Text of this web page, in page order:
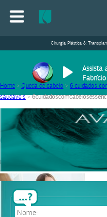
Cirurgia Plástica &
Assista
Home > Queda de cabelo > 6 cuidados
saudáveis>
09/08/2020